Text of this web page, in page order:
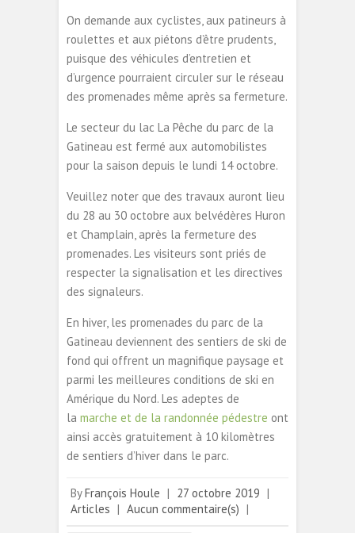
On demande aux cyclistes, aux patineurs à
roulettes et aux piétons d’être prudents,
puisque des véhicules d’entretien et
d’urgence pourraient circuler sur le réseau
des promenades même après sa fermeture.
Le secteur du lac La Pêche du parc de la
Gatineau est fermé aux automobilistes
pour la saison depuis le lundi 14 octobre.
Veuillez noter que des travaux auront lieu
du 28 au 30 octobre aux belvédères Huron
et Champlain, après la fermeture des
promenades. Les visiteurs sont priés de
respecter la signalisation et les directives
des signaleurs.
En hiver, les promenades du parc de la
Gatineau deviennent des sentiers de ski de
fond qui offrent un magnifique paysage et
parmi les meilleures conditions de ski en
Amérique du Nord. Les adeptes de
la marche et de la randonnée pédestre ont
ainsi accès gratuitement à 10 kilomètres
de sentiers d’hiver dans le parc.
ByFrançois Houle | 27 octobre 2019 |
Articles | Aucun commentaire(s) |